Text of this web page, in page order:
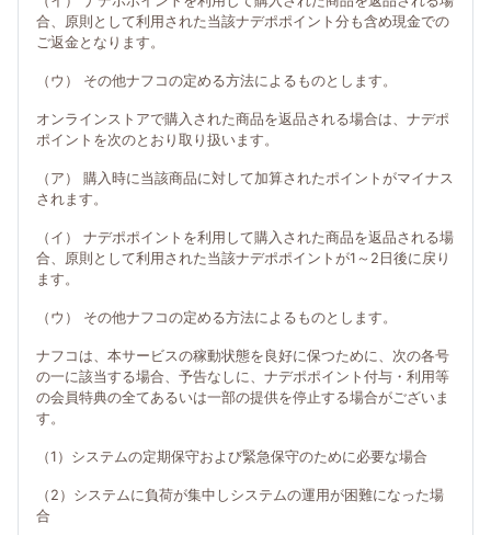
合、原則として利用された当該ナデポポイント分も含め現金での
ご返金となります。
（ウ） その他ナフコの定める方法によるものとします。
オンラインストアで購入された商品を返品される場合は、ナデポ
ポイントを次のとおり取り扱います。
（ア） 購入時に当該商品に対して加算されたポイントがマイナス
されます。
（イ） ナデポポイントを利用して購入された商品を返品される場
合、原則として利用された当該ナデポポイントが1～2日後に戻り
ます。
（ウ） その他ナフコの定める方法によるものとします。
ナフコは、本サービスの稼動状態を良好に保つために、次の各号
の一に該当する場合、予告なしに、ナデポポイント付与・利用等
の会員特典の全てあるいは一部の提供を停止する場合がございま
す。
（1）システムの定期保守および緊急保守のために必要な場合
（2）システムに負荷が集中しシステムの運用が困難になった場
合